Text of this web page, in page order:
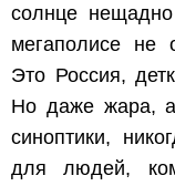
солнце
мегаполисе не
Это Россия,
Но даже жара,
синоптики,
для людей,